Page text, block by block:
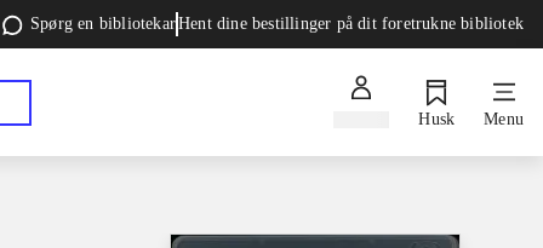
Spørg en bibliotekarHent dine bestillinger på dit foretrukne bibliotek
Husk Menu